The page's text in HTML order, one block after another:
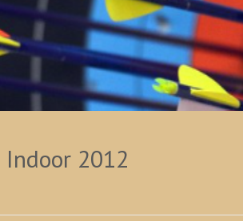
2012